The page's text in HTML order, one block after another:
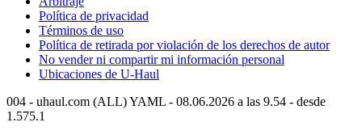
Política de privacidad
Términos de uso
Política de retirada por violación de los derechos de autor
No vender ni compartir mi información personal
Ubicaciones de U-Haul
004 - uhaul.com (ALL) YAML - 08.06.2026 a las 9.54 - desde
1.575.1